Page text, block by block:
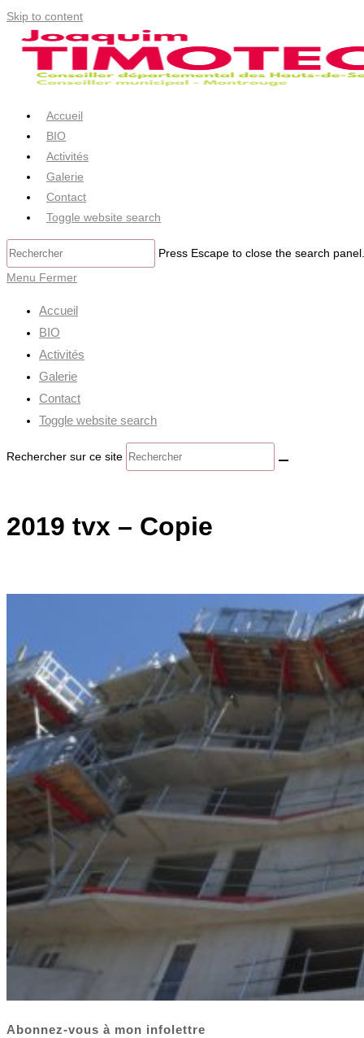
Skip to content
Accueil
BIO
Activités
Galerie
Contact
Toggle website search
Press Escape to close the search panel.
Menu Fermer
Accueil
BIO
Activités
Galerie
Contact
Toggle website search
Rechercher sur ce site
2019 tvx – Copie
Abonnez-vous à mon infolettre